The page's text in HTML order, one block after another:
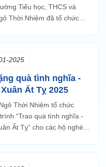
Tiểu học, THCS và
Thời Nhiệm đã tổ chức
2025
quà tình nghĩa -
Ất Tỵ 2025
Thời Nhiệm tổ chức
“Trao quà tình nghĩa -
Ất Tỵ” cho các hộ nghèo,